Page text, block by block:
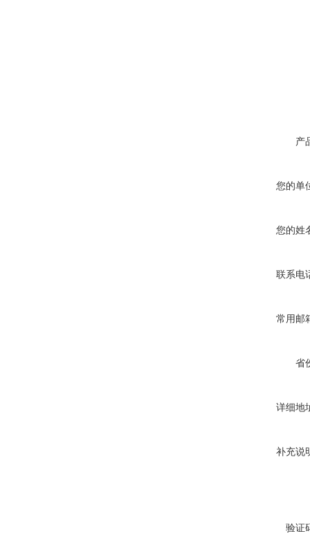
产
您的单
您的姓
联系电
常用邮
省
详细地
补充说
验证